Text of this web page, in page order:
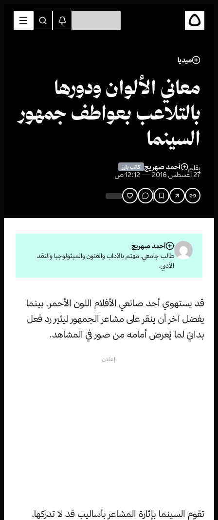
ميديا
معاني الألوان ودورها
بالتلاعب بعواطف جمهور
السينما
بقلم أحمد صهريج كاتب بارز
27 أغسطس 2016 — 12:12 ص
أحمد صهريج
طالب جامعي، مهتم بالآداب والفنون والميثولوجيا والنقد
الأدبي.
قد يستهوي أحد صانعي الأفلام اللون الأحمر، بينما
يفضل آخر أن ينقر على مشاعر الجمهور ليثير رد فعل
بدائي لما يُعرض أمامه من صور في المشاهد.
إعلان
تقوم السينما بإثارة المشاعر بأساليب قد لا تدركها،